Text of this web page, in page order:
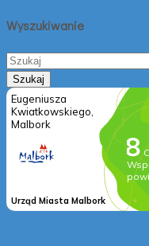
Wyszukiwanie